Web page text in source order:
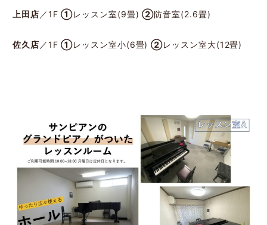
上田店 ／1F①レッスン室(9畳)②防音室(2.6畳)
佐久店 ／1F①レッスン室小(6畳)②レッスン室大(12畳)